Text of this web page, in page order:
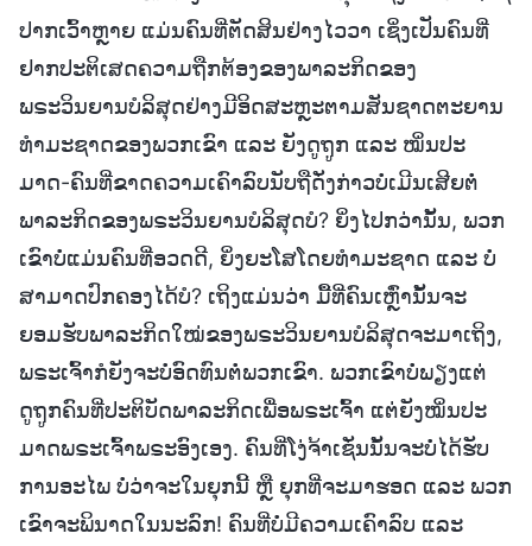
ປາກເວົ້າຫຼາຍ ແມ່ນຄົນທີ່ຕັດສິນຢ່າງໄວວາ ເຊິ່ງເປັນຄົນທີ່
ຢາກປະຕິເສດຄວາມຖືກຕ້ອງຂອງພາລະກິດຂອງ
ພຣະວິນຍານບໍລິສຸດຢ່າງມີອິດສະຫຼະຕາມສັນຊາດຕະຍານ
ທຳມະຊາດຂອງພວກເຂົາ ແລະ ຍັງດູຖູກ ແລະ ໝິ່ນປະ
ມາດ-ຄົນທີ່ຂາດຄວາມເຄົາລົບນັບຖືດັ່ງກ່າວບໍ່ເມີນເສີຍຕໍ່
ພາລະກິດຂອງພຣະວິນຍານບໍລິສຸດບໍ? ຍິ່ງໄປກວ່ານັ້ນ, ພວກ
ເຂົາບໍ່ແມ່ນຄົນທີ່ອວດດີ, ຍິ່ງຍະໂສໂດຍທຳມະຊາດ ແລະ ບໍ່
ສາມາດປົກຄອງໄດ້ບໍ? ເຖິງແມ່ນວ່າ ມື້ທີ່ຄົນເຫຼົ່ານັ້ນຈະ
ຍອມຮັບພາລະກິດໃໝ່ຂອງພຣະວິນຍານບໍລິສຸດຈະມາເຖິງ,
ພຣະເຈົ້າກໍຍັງຈະບໍ່ອົດທົນຕໍ່ພວກເຂົາ. ພວກເຂົາບໍ່ພຽງແຕ່
ດູຖູກຄົນທີ່ປະຕິບັດພາລະກິດເພື່ອພຣະເຈົ້າ ແຕ່ຍັງໝິ່ນປະ
ມາດພຣະເຈົ້າພຣະອົງເອງ. ຄົນທີ່ໂງ່ຈ້າເຊັ່ນນັ້ນຈະບໍ່ໄດ້ຮັບ
ການອະໄພ ບໍ່ວ່າຈະໃນຍຸກນີ້ ຫຼື ຍຸກທີ່ຈະມາຮອດ ແລະ ພວກ
ເຂົາຈະພິນາດໃນນະລົກ! ຄົນທີ່ບໍ່ມີຄວາມເຄົາລົບ ແລະ